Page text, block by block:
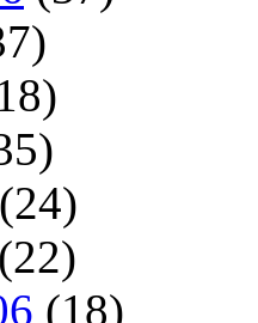
(24)
(22)
(18)